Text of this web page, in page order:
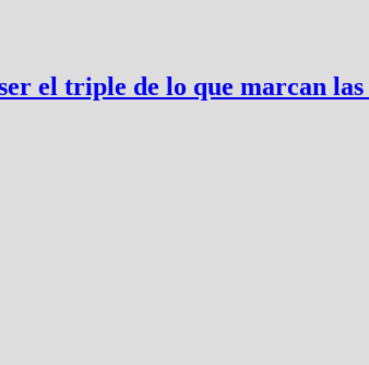
el triple de lo que marcan